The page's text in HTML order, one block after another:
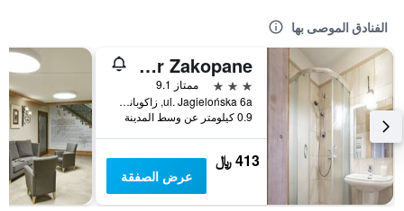
الفنادق الموصى بها
Willa Bór Zakopane
3 نجوم
ممتاز 9.1
ul. Jagielońska 6a, زاكوباني, مقاطعة بولندا الصغرى, بولندا
0.9 كيلومتر عن وسط المدينة
413 ﷼
عرض الصفقة